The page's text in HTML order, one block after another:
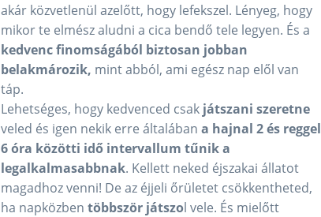
akár közvetlenül azelőtt, hogy lefekszel. Lényeg, hogy
mikor te elmész aludni a cica bendő tele legyen. És a
kedvenc finomságából biztosan jobban
belakmározik, mint abból, ami egész nap elől van
táp.
Lehetséges, hogy kedvenced csak játszani szeretne
veled és igen nekik erre általában a hajnal 2 és reggel
6 óra közötti idő intervallum tűnik a
legalkalmasabbnak. Kellett neked éjszakai állatot
magadhoz venni! De az éjjeli őrületet csökkentheted,
ha napközben többször játszol vele. És mielőtt